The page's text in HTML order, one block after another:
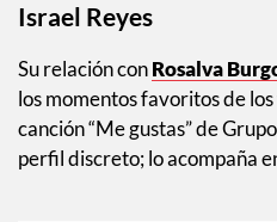
Israel Reyes
Su relación conRosalva
los momentos favoritos de
canción “Me gustas” de
perfil discreto; lo acompaña